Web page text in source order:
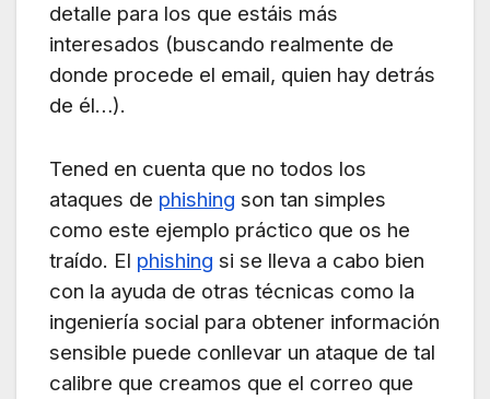
detalle para los que estáis más
interesados (buscando realmente de
donde procede el email, quien hay detrás
de él…).
Tened en cuenta que no todos los
ataques de phishing son tan simples
como este ejemplo práctico que os he
traído. El phishing si se lleva a cabo bien
con la ayuda de otras técnicas como la
ingeniería social para obtener información
sensible puede conllevar un ataque de tal
calibre que creamos que el correo que